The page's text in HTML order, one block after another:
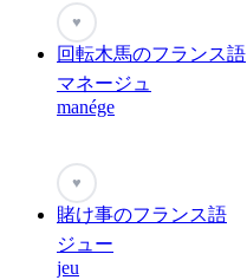
♥
回転木馬のフランス語
マネージュ
manége
♥
賭け事のフランス語
ジュー
jeu